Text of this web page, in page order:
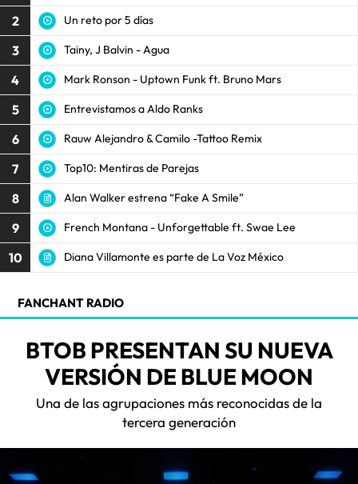
2 Un reto por 5 días
3 Tainy, J Balvin - Agua
4 Mark Ronson - Uptown Funk ft. Bruno Mars
5 Entrevistamos a Aldo Ranks
6 Rauw Alejandro & Camilo -Tattoo Remix
7 Top10: Mentiras de Parejas
8 Alan Walker estrena “Fake A Smile”
9 French Montana - Unforgettable ft. Swae Lee
10 Diana Villamonte es parte de La Voz México
FANCHANT RADIO
BTOB PRESENTAN SU NUEVA
VERSIÓN DE BLUE MOON
Una de las agrupaciones más reconocidas de la
tercera generación